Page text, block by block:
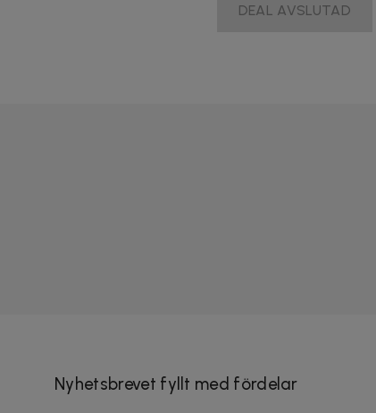
DEAL AVSLUTAD
Nyhetsbrevet fyllt med fördelar